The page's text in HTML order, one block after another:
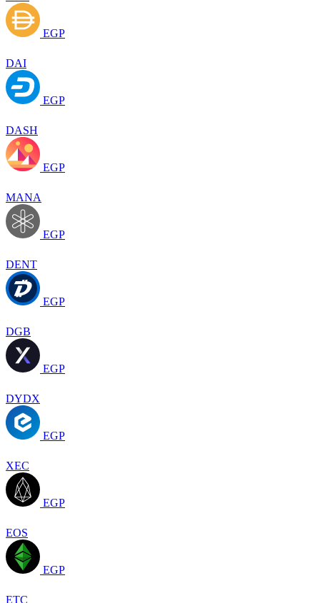
EGP
DAI
EGP
DASH
EGP
MANA
EGP
DENT
EGP
DGB
EGP
DYDX
EGP
XEC
EGP
EOS
EGP
ETC